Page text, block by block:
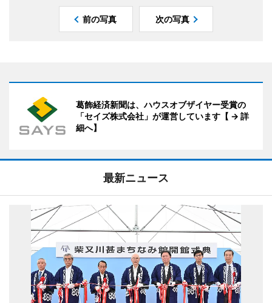
前の写真 次の写真
葛飾経済新聞は、ハウスオブザイヤー受賞の
「セイズ株式会社」が運営しています【 → 詳
細へ】
最新ニュース